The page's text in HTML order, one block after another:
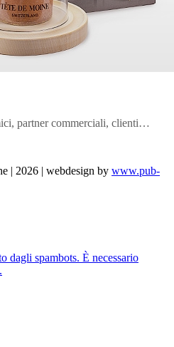
partner commerciali, clienti…
| 2026 | webdesign by www.pub-
dagli spambots. È necessario